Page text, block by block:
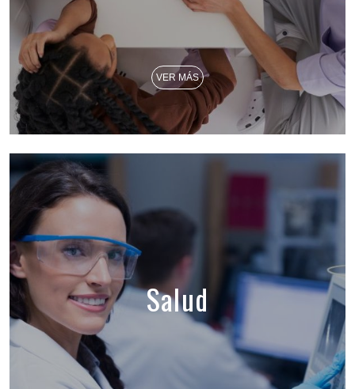
VER MÁS
Salud